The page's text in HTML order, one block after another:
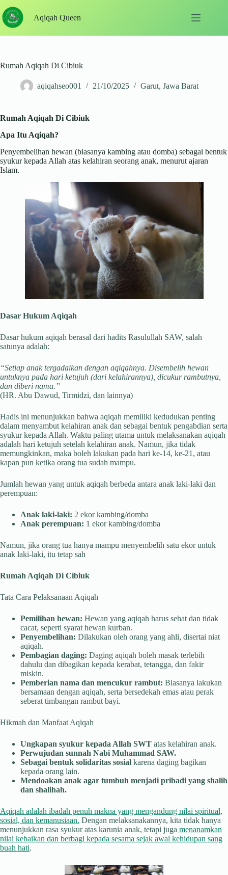
to
content
Aqiqah Queen
Rumah Aqiqah Di Cibiuk
aqiqahseo001 21/10/2025 Garut, Jawa Barat
Rumah Aqiqah Di Cibiuk
Apa Itu Aqiqah?
Penyembelihan hewan (biasanya kambing atau domba) sebagai bentuk
syukur kepada Allah atas kelahiran seorang anak, menurut ajaran
Islam.
Dasar Hukum Aqiqah
Dasar hukum aqiqah berasal dari hadits Rasulullah SAW, salah
satunya adalah:
“Setiap anak tergadaikan dengan aqiqahnya. Disembelih hewan
untuknya pada hari ketujuh (dari kelahirannya), dicukur rambutnya,
dan diberi nama.”
(HR. Abu Dawud, Tirmidzi, dan lainnya)
Hadis ini menunjukkan bahwa aqiqah memiliki kedudukan penting
dalam menyambut kelahiran anak dan sebagai bentuk pengabdian serta
syukur kepada Allah. Waktu paling utama untuk melaksanakan aqiqah
adalah hari ketujuh setelah kelahiran anak. Namun, jika tidak
memungkinkan, maka boleh lakukan pada hari ke-14, ke-21, atau
kapan pun ketika orang tua sudah mampu.
Jumlah hewan yang untuk aqiqah berbeda antara anak laki-laki dan
perempuan:
Anak laki-laki: 2 ekor kambing/domba
Anak perempuan: 1 ekor kambing/domba
Namun, jika orang tua hanya mampu menyembelih satu ekor untuk
anak laki-laki, itu tetap sah
Rumah Aqiqah Di Cibiuk
Tata Cara Pelaksanaan Aqiqah
Pemilihan hewan: Hewan yang aqiqah harus sehat dan tidak
cacat, seperti syarat hewan kurban.
Penyembelihan: Dilakukan oleh orang yang ahli, disertai niat
aqiqah.
Pembagian daging: Daging aqiqah boleh masak terlebih
dahulu dan dibagikan kepada kerabat, tetangga, dan fakir
miskin.
Pemberian nama dan mencukur rambut: Biasanya lakukan
bersamaan dengan aqiqah, serta bersedekah emas atau perak
seberat timbangan rambut bayi.
Hikmah dan Manfaat Aqiqah
Ungkapan syukur kepada Allah SWT atas kelahiran anak.
Perwujudan sunnah Nabi Muhammad SAW.
Sebagai bentuk solidaritas sosial karena daging bagikan
kepada orang lain.
Mendoakan anak agar tumbuh menjadi pribadi yang shalih
dan shalihah.
Aqiqah adalah ibadah penuh makna yang mengandung nilai spiritual,
sosial, dan kemanusiaan. Dengan melaksanakannya, kita tidak hanya
menunjukkan rasa syukur atas karunia anak, tetapi juga menanamkan
nilai kebaikan dan berbagi kepada sesama sejak awal kehidupan sang
buah hati.